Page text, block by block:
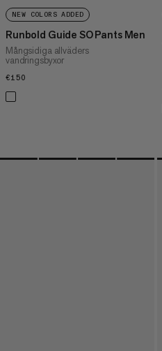
NEW COLORS ADDED
Runbold Guide SO Pants Men
Mångsidiga allväders
vandringsbyxor
€150